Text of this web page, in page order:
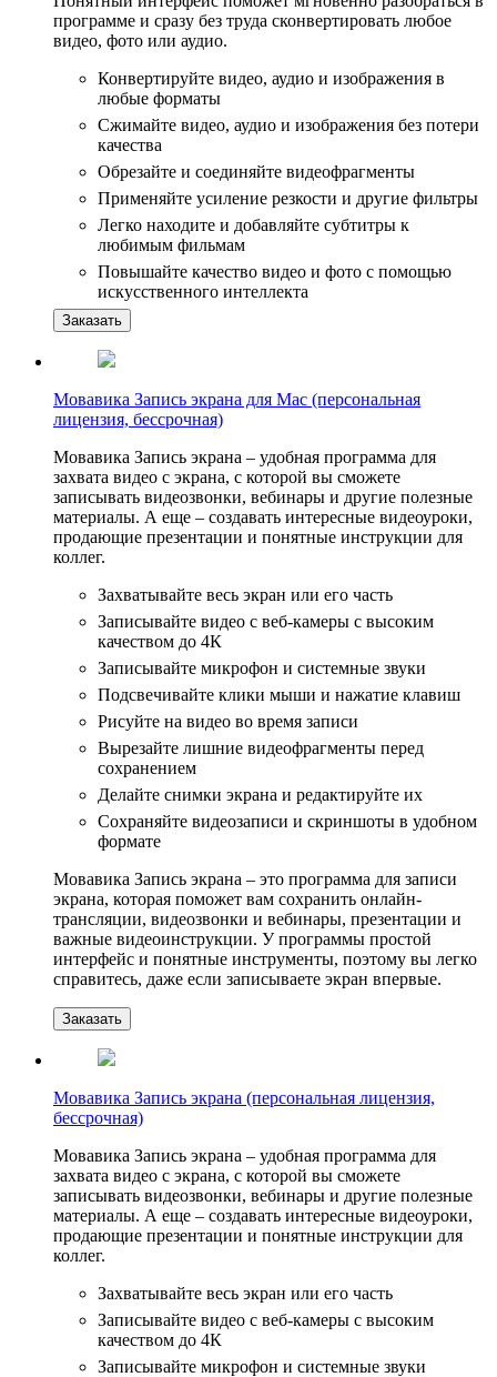
программе и сразу без труда сконвертировать любое
видео, фото или аудио.
Конвертируйте видео, аудио и изображения в
любые форматы
Сжимайте видео, аудио и изображения без потери
качества
Обрезайте и соединяйте видеофрагменты
Применяйте усиление резкости и другие фильтры
Легко находите и добавляйте субтитры к
любимым фильмам
Повышайте качество видео и фото с помощью
искусственного интеллекта
Заказать
Мовавика Запись экрана для Мас (персональная
лицензия, бессрочная)
Мовавика Запись экрана – удобная программа для
захвата видео с экрана, с которой вы сможете
записывать видеозвонки, вебинары и другие полезные
материалы. А еще – создавать интересные видеоуроки,
продающие презентации и понятные инструкции для
коллег.
Захватывайте весь экран или его часть
Записывайте видео с веб-камеры с высоким
качеством до 4К
Записывайте микрофон и системные звуки
Подсвечивайте клики мыши и нажатие клавиш
Рисуйте на видео во время записи
Вырезайте лишние видеофрагменты перед
сохранением
Делайте снимки экрана и редактируйте их
Сохраняйте видеозаписи и скриншоты в удобном
формате
Мовавика Запись экрана – это программа для записи
экрана, которая поможет вам сохранить онлайн-
трансляции, видеозвонки и вебинары, презентации и
важные видеоинструкции. У программы простой
интерфейс и понятные инструменты, поэтому вы легко
справитесь, даже если записываете экран впервые.
Заказать
Мовавика Запись экрана (персональная лицензия,
бессрочная)
Мовавика Запись экрана – удобная программа для
захвата видео с экрана, с которой вы сможете
записывать видеозвонки, вебинары и другие полезные
материалы. А еще – создавать интересные видеоуроки,
продающие презентации и понятные инструкции для
коллег.
Захватывайте весь экран или его часть
Записывайте видео с веб-камеры с высоким
качеством до 4К
Записывайте микрофон и системные звуки